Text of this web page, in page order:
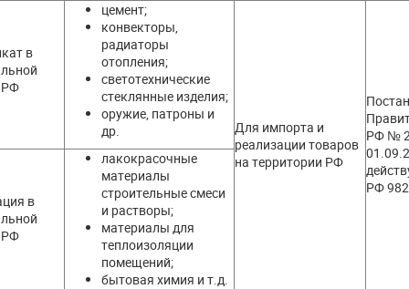
в
РФ
цемент;
конвекторы,
радиаторы
отопления;
светотехнические
стеклянные изделия;
оружие, патроны и
др.
Для импорта и
реализации товаров
на территории РФ
РФ №
РФ
в
РФ
лакокрасочные
материалы
строительные смеси
и растворы;
материалы для
теплоизоляции
помещений;
бытовая химия и т.д.